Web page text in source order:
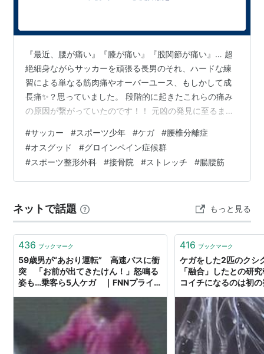
『最近、腰が痛い』『膝が痛い』『股関節が痛い』… 超
絶細身ながらサッカーを頑張る長男のそれ、ハードな練
習による単なる筋肉痛やオーバーユース、もしかして成
長痛✨？思っていました。 段階的に起きたこれらの痛み
の原因が繋がっていたのです！！ 元凶の発見に至るまで
分離症（未遂）の恐怖〜】 【第2章：連鎖するケガ〜痛
みが膝へ（オスグッド）〜】 【第3章：最後の夏を前
に…〜グロインペイン症候群〜】 【第4章：ついに点と点
が繋がった！〜全ての元凶は「腸腰筋」〜】 おわりに
#サッカー #スポーツ少年 #ケガ #腰椎分離症
#オスグッド #グロインペイン症候群
#スポーツ整形外科 #接骨院 #ストレッチ #腸腰筋
ネットで話題 もっと見る
436 ブックマーク
59歳男が“あおり運転” 高速バスに衝
突 「お前が出てきたけん！」怒鳴る
姿も…乗客ら5人ケガ ｜FNNプライム
416 ブックマーク
ケガをした2匹のクシ
「融合」したとの研
コイチになるのは初